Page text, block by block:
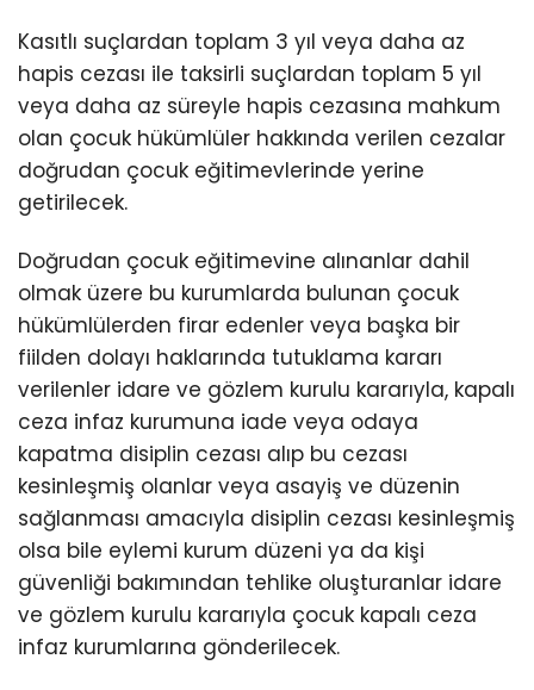
Kasıtlı suçlardan toplam 3 yıl veya daha az
hapis cezası ile taksirli suçlardan toplam 5 yıl
veya daha az süreyle hapis cezasına mahkum
olan çocuk hükümlüler hakkında verilen cezalar
doğrudan çocuk eğitimevlerinde yerine
getirilecek.
Doğrudan çocuk eğitimevine alınanlar dahil
olmak üzere bu kurumlarda bulunan çocuk
hükümlülerden firar edenler veya başka bir
fiilden dolayı haklarında tutuklama kararı
verilenler idare ve gözlem kurulu kararıyla, kapalı
ceza infaz kurumuna iade veya odaya
kapatma disiplin cezası alıp bu cezası
kesinleşmiş olanlar veya asayiş ve düzenin
sağlanması amacıyla disiplin cezası kesinleşmiş
olsa bile eylemi kurum düzeni ya da kişi
güvenliği bakımından tehlike oluşturanlar idare
ve gözlem kurulu kararıyla çocuk kapalı ceza
infaz kurumlarına gönderilecek.